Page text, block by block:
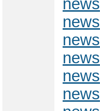
news
news
news
news
news
news